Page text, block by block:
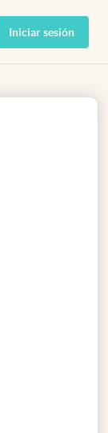
Iniciar sesión